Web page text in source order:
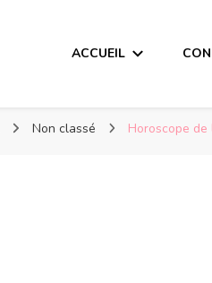
ACCUEIL
Non classé Horoscope